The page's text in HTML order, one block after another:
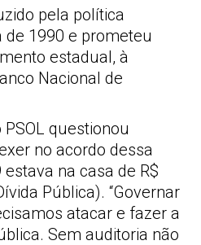
pela política
de 1990 e prometeu
estadual, à
Nacional de
questionou
no acordo dessa
na casa de R$
Pública). “Governar
atacar e fazer a
Sem auditoria não